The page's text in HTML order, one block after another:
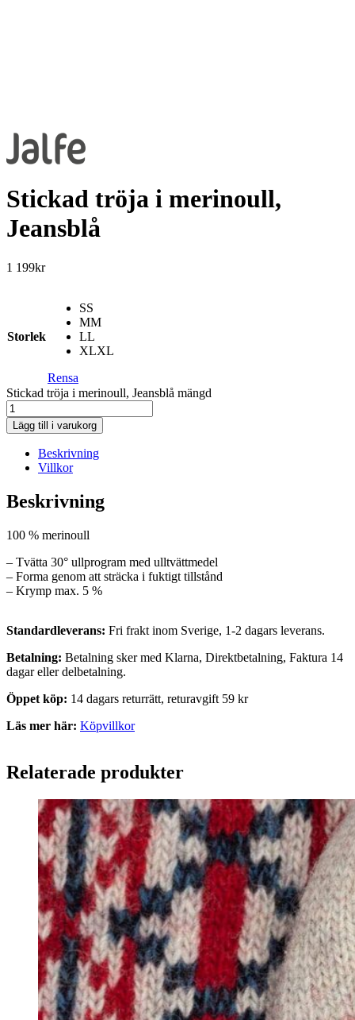
Stickad tröja i merinoull,
Jeansblå
1 199kr
Storlek
SS
MM
LL
XLXL
Rensa
Stickad tröja i merinoull, Jeansblå mängd
Lägg till i varukorg
Beskrivning
Villkor
Beskrivning
100 % merinoull
– Tvätta 30° ullprogram med ulltvättmedel
– Forma genom att sträcka i fuktigt tillstånd
– Krymp max. 5 %
Standardleverans: Fri frakt inom Sverige, 1-2 dagars leverans.
Betalning: Betalning sker med Klarna, Direktbetalning, Faktura 14
dagar eller delbetalning.
Öppet köp: 14 dagars returrätt, returavgift 59 kr
Läs mer här: Köpvillkor
Relaterade produkter